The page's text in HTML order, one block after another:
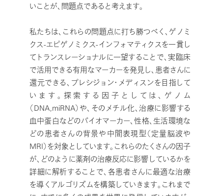
いことが、問題点であると考えます。
私たちは、これらの問題点に打ち勝つべく、ゲノミ
クス-エピゲノミクス-インフォマティクスを一貫し
てトランスレーショナルに一望することで、実臨床
で活用できる有用なマーカーを発見し、患者さんに
還元できる、プレシジョン・メディスンを目指して
います。探索する因子としては、ゲノム
（DNA,miRNA）や、そのメチル化、治療に影響する
血中蛋白などのバイオマーカー、性格、生活環境な
どの患者さんの背景や中間表現型（定量脳波や
MRI）を対象としています。これらのたくさんの因子
が、どのように薬剤の治療反応に影響しているかを
詳細に解析することで、各患者さんに最適な治療
を導くアルゴリズムを構築していきます。これまで